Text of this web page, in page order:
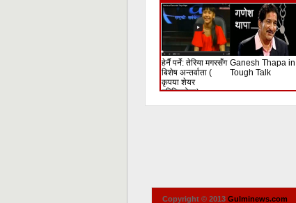
हेर्नै पर्ने: तेरिया मगरसँग
बिशेष अन्तर्वाता (
कृपया शेयर
गरिदिनुहोला)
Ganesh Thapa in
Tough Talk
Copyright © 2013 Gulminews.com